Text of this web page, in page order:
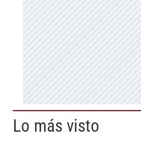
Lo más visto